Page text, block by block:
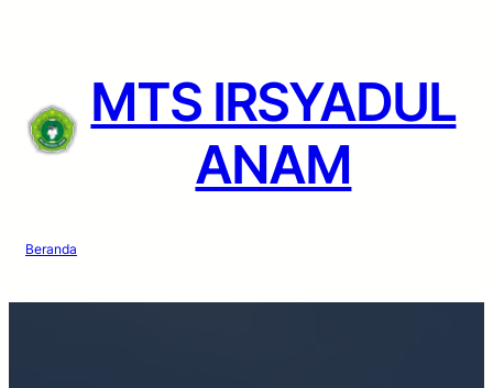
MTS IRSYADUL
ANAM
Beranda